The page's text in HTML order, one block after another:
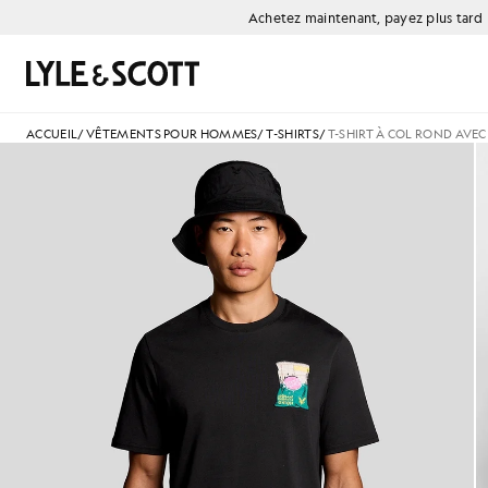
Aller directement au contenu principalAchetez maintenant, payez plus tard
Rechercher
ACCUEIL/VÊTEMENTS POUR HOMMES/T-SHIRTS/T-SHIRT À COL ROND